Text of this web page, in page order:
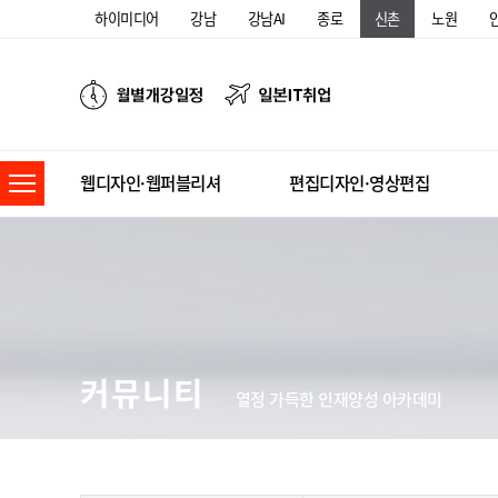
하이미디어 강남 강남AI 종로 신촌 노원
웹디자인·웹퍼블리셔 편집디자인·영상편집
커뮤니티 열정 가득한 인재양성 아카데미